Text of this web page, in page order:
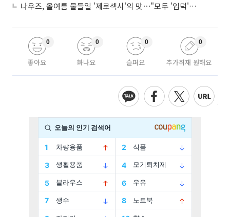
나우즈, 올여름 물들일 '제로섹시'의 맛⋯"모두 '입덕'시킬 것"
좋아요
0
화나요
0
슬퍼요
0
추가취재 원해요
0